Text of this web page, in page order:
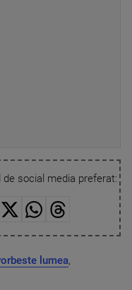
social media preferat:
lumea,